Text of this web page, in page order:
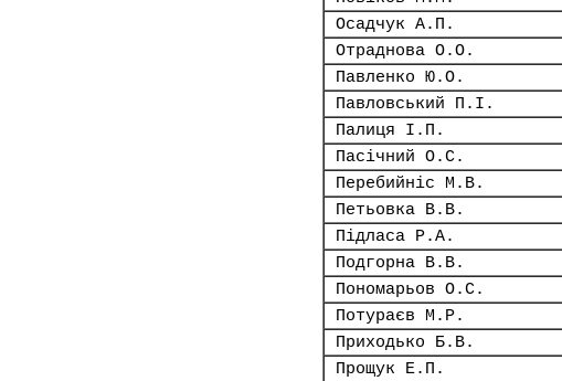
Осадчук А.П.
Отраднова О.О.
Павленко Ю.О.
Павловський П.І.
Палиця І.П.
Пасічний О.С.
Перебийніс М.В.
Петьовка В.В.
Підласа Р.А.
Подгорна В.В.
Пономарьов О.С.
Потураєв М.Р.
Приходько Б.В.
Прощук Е.П.